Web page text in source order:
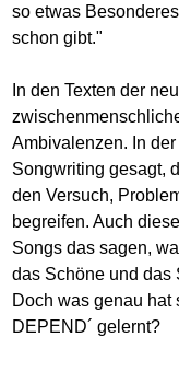
so etwas
schon gibt."
In den Texten der
Ambivalenzen. In
Songwriting gesagt,
den Versuch,
begreifen. Auch
Songs das sagen,
das Schöne und das
Doch was genau hat
DEPEND´ gelernt?